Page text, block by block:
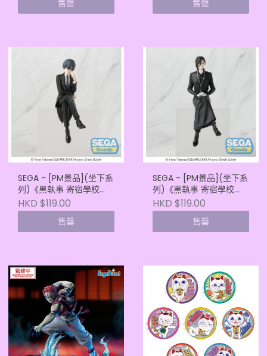
售罄 售罄
SEGA - [PM景品](坐下系
列)《黑執事 寄宿學校
篇》西雅爾·法多姆凱貝
(4582733439945)
HKD $119.00
售罄
SEGA - [PM景品](坐下系
列)《黑執事 寄宿學校
篇》錫巴斯查恩・米加艾
里斯 (4582733439952)
HKD $119.00
售罄